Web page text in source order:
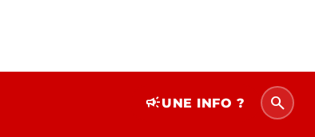
campaignUNE INFO ? search